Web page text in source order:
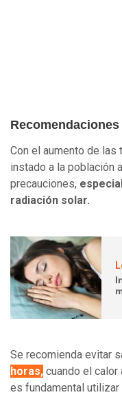
Con el aumento de las
instado a la población
precauciones,
radiación solar.
Se recomienda evitar
horas, cuando el calor
es fundamental